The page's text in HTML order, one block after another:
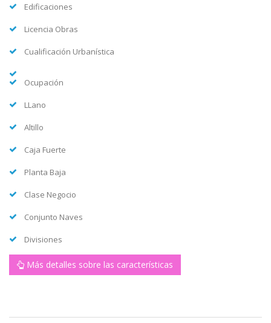
Edificaciones
Licencia Obras
Cualificación Urbanística
Ocupación
LLano
Altillo
Caja Fuerte
Planta Baja
Clase Negocio
Conjunto Naves
Divisiones
Más detalles sobre las características